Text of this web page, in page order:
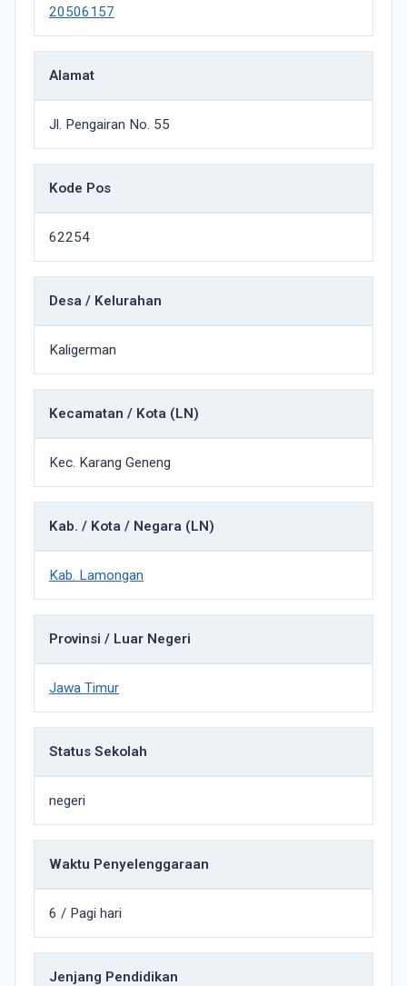
20506157
Alamat
Jl. Pengairan No. 55
Kode Pos
62254
Desa / Kelurahan
Kaligerman
Kecamatan / Kota (LN)
Kec. Karang Geneng
Kab. / Kota / Negara (LN)
Kab. Lamongan
Provinsi / Luar Negeri
Jawa Timur
Status Sekolah
negeri
Waktu Penyelenggaraan
6 / Pagi hari
Jenjang Pendidikan